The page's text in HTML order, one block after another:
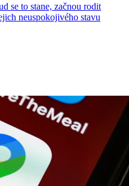
se to stane, začnou rodit
neuspokojivého stavu